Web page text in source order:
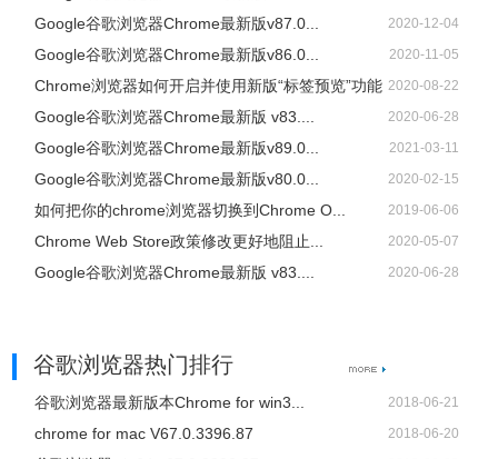
Google谷歌浏览器Chrome最新版v87.0... 2020-12-04
Google谷歌浏览器Chrome最新版v86.0... 2020-11-05
Chrome浏览器如何开启并使用新版“标签预览”功能 2020-08-22
Google谷歌浏览器Chrome最新版 v83.... 2020-06-28
Google谷歌浏览器Chrome最新版v89.0... 2021-03-11
Google谷歌浏览器Chrome最新版v80.0... 2020-02-15
如何把你的chrome浏览器切换到Chrome O... 2019-06-06
Chrome Web Store政策修改更好地阻止... 2020-05-07
Google谷歌浏览器Chrome最新版 v83.... 2020-06-28
谷歌浏览器热门排行
谷歌浏览器最新版本Chrome for win3... 2018-06-21
chrome for mac V67.0.3396.87 2018-06-20